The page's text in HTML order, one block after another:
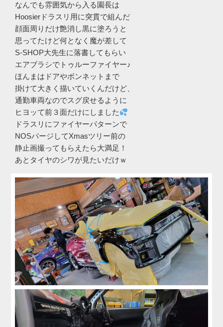
なんでも雰囲気から入る園長は
Hoosierドラスリ用に突貫で組んだ
顔面周りだけ艶消し黒に塗ろうと
思ってたけど何となく魔が差して
S-SHOP大先生に落書してもらい
エアブラシでトゥルーファイヤー♪
ほんまはドアやボンネットまで
掛けて大きく描いていくんだけど、
通勤車両なのでスグ戻せるように
ヒヨッて前３面だけにしました
ドラスリにファイヤーパターンで
NOSパージしてXmasツリー前の
静止画撮ってもらえたら大満足！
あとタイヤのシワが見たいだけｗ